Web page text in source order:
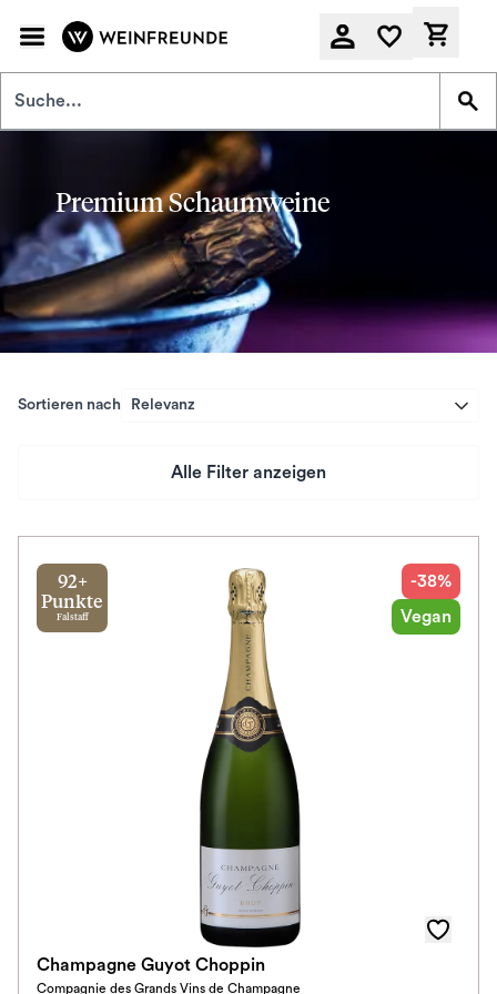
Premium Schaumweine
Sortieren nach Relevanz
Alle Filter anzeigen
Herkunftsland
Rebsorte
92+
Punkte
Falstaff
-38%
Vegan
Champagne Guyot Choppin
Compagnie des Grands Vins de Champagne